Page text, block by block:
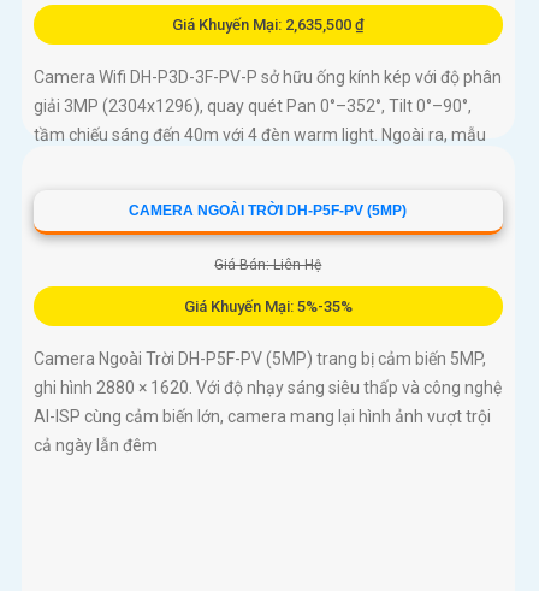
Giá Khuyến Mại: 2,635,500 ₫
Camera Wifi DH-P3D-3F-PV-P sở hữu ống kính kép với độ phân
giải 3MP (2304x1296), quay quét Pan 0°–352°, Tilt 0°–90°,
tầm chiếu sáng đến 40m với 4 đèn warm light. Ngoài ra, mẫu
CAMERA NGOÀI TRỜI DH-P5F-PV (5MP)
Giá Bán: Liên Hệ
Giá Khuyến Mại: 5%-35%
Camera Ngoài Trời DH-P5F-PV (5MP) trang bị cảm biến 5MP,
ghi hình 2880 × 1620. Với độ nhạy sáng siêu thấp và công nghệ
AI-ISP cùng cảm biến lớn, camera mang lại hình ảnh vượt trội
cả ngày lẫn đêm